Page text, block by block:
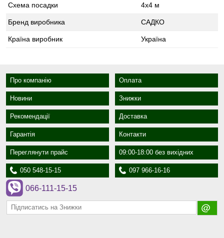
Схема посадки 4х4 м
Бренд виробника САДКО
Країна виробник Україна
Про компанію Оплата
Новини Знижки
Рекомендації Доставка
Гарантія Контакти
Переглянути прайс 09:00-18:00 без вихідних
050 548-15-15 097 966-16-16
066-111-15-15